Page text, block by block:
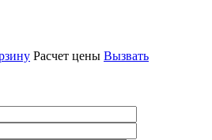
Расчет цены Вызвать